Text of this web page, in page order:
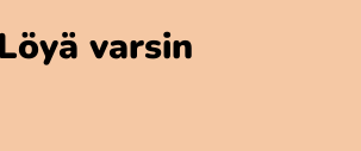
Löyä varsin